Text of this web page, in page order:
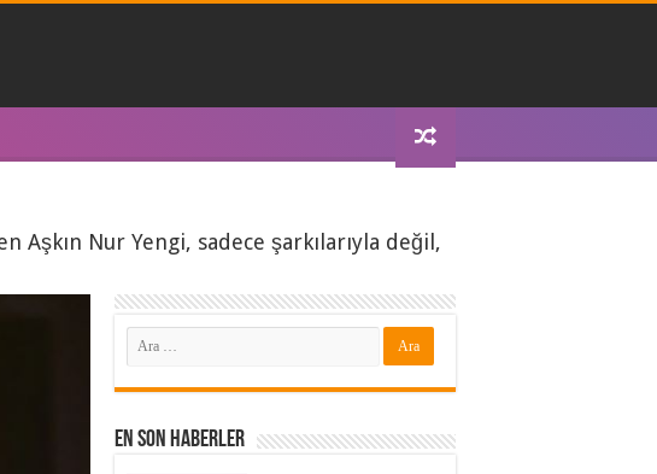
Aşkın Nur Yengi, sadece şarkılarıyla değil,
En Son Haberler